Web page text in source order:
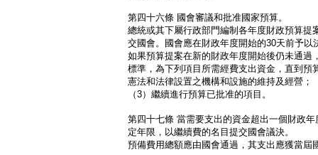
第四十六條 國會審議和批准國家預算。
總統或其下屬行政部門編制各年度財政預算提
交國會。國會應在財政年度開始的30天前予以
如果預算提案在新的財政年度開始後仍未通過
標準，為下列項目所需經費支出資金，直到預
憲法和法律設置之機構和設施的維持及經營；
（3）繼續進行預算已批准的項目。
第四十七條 當需要支出的資金超出一個財政
定年限，以繼續費的名目提交國會議決。
預備費用總額應由國會通過，其支出應獲當屆